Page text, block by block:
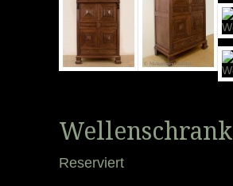
Wellenschrank
Reserviert